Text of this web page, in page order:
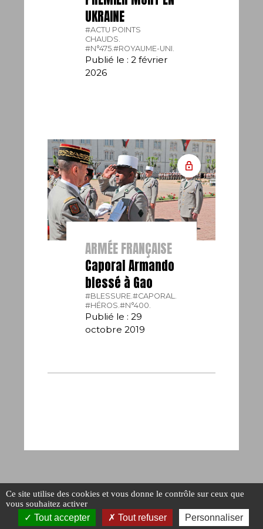
UKRAINE
#ACTU POINTS
CHAUDS.
#N°475.#ROYAUME-UNI.
Publié le : 2 février
2026
ARMÉE FRANÇAISE
Caporal Armando
blessé à Gao
#BLESSURE.#CAPORAL.
#HÉROS.#N°400.
Publié le : 29
octobre 2019
Ce site utilise des cookies et vous donne le contrôle sur ceux que
vous souhaitez activer
Tout accepter Tout refuser Personnaliser